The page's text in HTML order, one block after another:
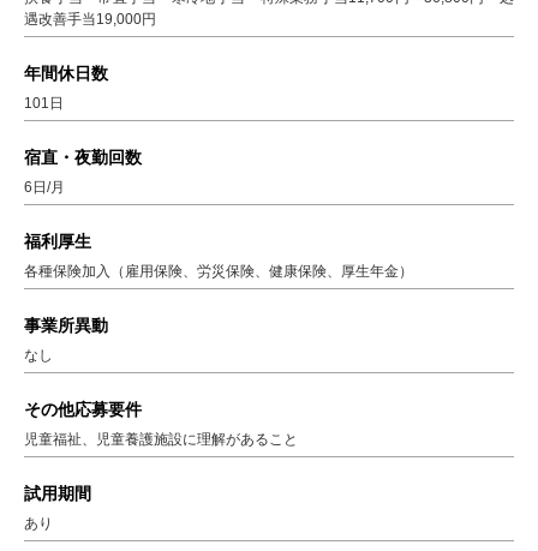
遇改善手当19,000円
年間休日数
101日
宿直・夜勤回数
6日/月
福利厚生
各種保険加入（雇用保険、労災保険、健康保険、厚生年金）
事業所異動
なし
その他応募要件
児童福祉、児童養護施設に理解があること
試用期間
あり